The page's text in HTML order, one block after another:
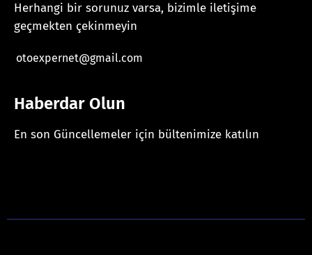
Herhangi bir sorunuz varsa, bizimle iletişime
geçmekten çekinmeyin
otoexpernet@gmail.com
Haberdar Olun
En son Güncellemeler için bültenimize katılın